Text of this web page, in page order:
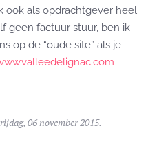
ook als opdrachtgever heel
geen factuur stuur, ben ik
op de “oude site” als je
06 november 2015.